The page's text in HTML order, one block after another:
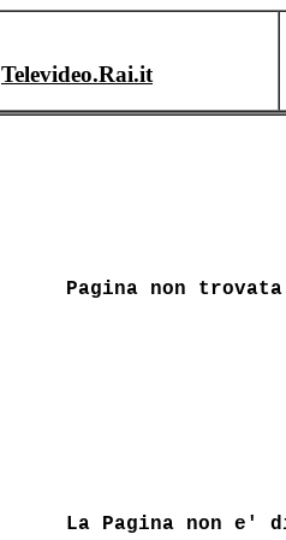
Televideo.Rai.it
Pagina non trovata
La Pagina non e'